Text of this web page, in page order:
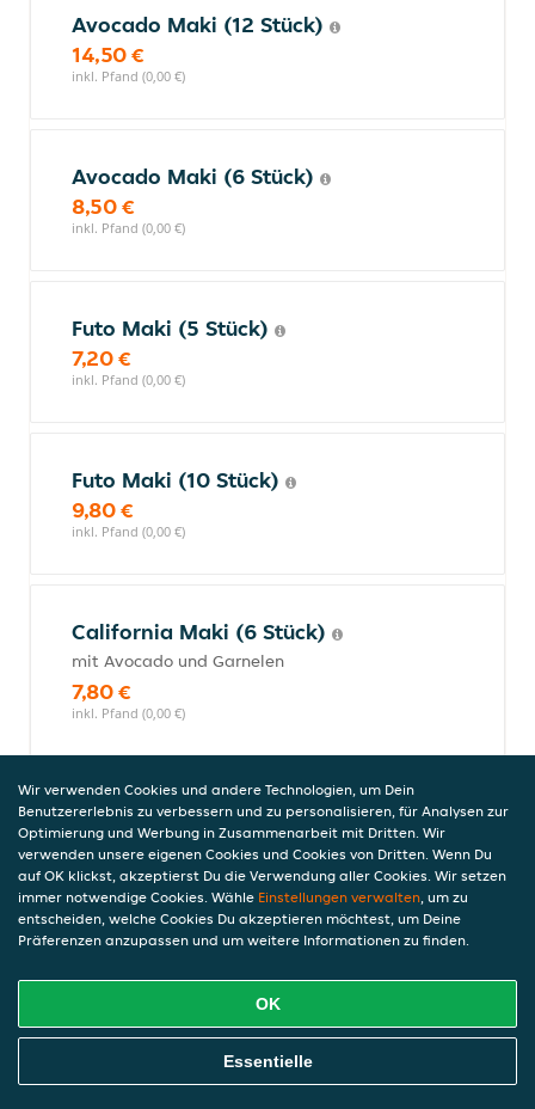
Avocado Maki (12 Stück)
14,50 €
inkl. Pfand (0,00 €)
Avocado Maki (6 Stück)
8,50 €
inkl. Pfand (0,00 €)
Futo Maki (5 Stück)
7,20 €
inkl. Pfand (0,00 €)
Futo Maki (10 Stück)
9,80 €
inkl. Pfand (0,00 €)
California Maki (6 Stück)
mit Avocado und Garnelen
7,80 €
inkl. Pfand (0,00 €)
Oshinko Maki (12 Stück)
mit Rettich
8,50 €
inkl. Pfand (0,00 €)
Oshinko Maki (6 Stück)
mit Rettich
Online Essen Bestellen
Wir verwenden Cookies und andere Technologien, um Dein
Benutzererlebnis zu verbessern und zu personalisieren, für Analysen zur
Optimierung und Werbung in Zusammenarbeit mit Dritten. Wir
verwenden unsere eigenen Cookies und Cookies von Dritten. Wenn Du
auf OK klickst, akzeptierst Du die Verwendung aller Cookies. Wir setzen
immer notwendige Cookies. Wähle Einstellungen verwalten, um zu
entscheiden, welche Cookies Du akzeptieren möchtest, um Deine
Präferenzen anzupassen und um weitere Informationen zu finden.
OK
Essentielle